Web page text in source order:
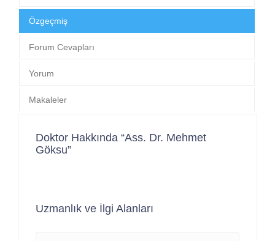
Özgeçmiş
Forum Cevapları
Yorum
Makaleler
Doktor Hakkında “Ass. Dr. Mehmet
Göksu”
Uzmanlık ve İlgi Alanları